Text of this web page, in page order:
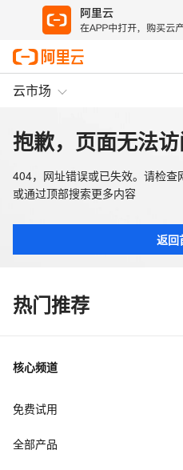
云市场
抱歉，页面无法
404，网址错误或已失效。请检查
或通过顶部搜索更多内容
返回
热门推荐
核心频道
免费试用
全部产品